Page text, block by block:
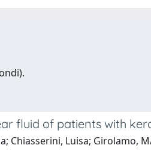
fluid of patients with
Chiasserini, Luisa; Girolamo,